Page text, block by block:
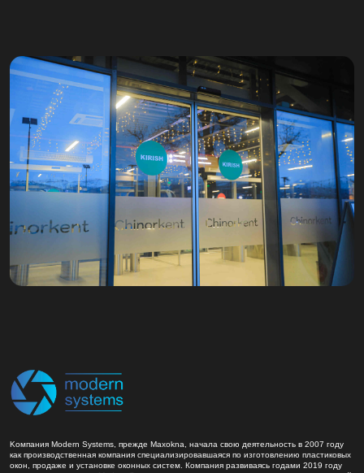
Kомпания Modern Systems, прежде Maxokna, начала свою деятельность в 2007 году
как производственная компания специализировавшаяся по изготовлению пластиковых
окон, продаже и установке оконных систем. Компания развиваясь годами 2019 году